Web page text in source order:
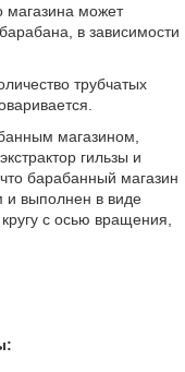
магазина может
в зависимости
трубчатых
магазином,
гильзы и
барабанный магазин
и выполнен в виде
с осью вращения,